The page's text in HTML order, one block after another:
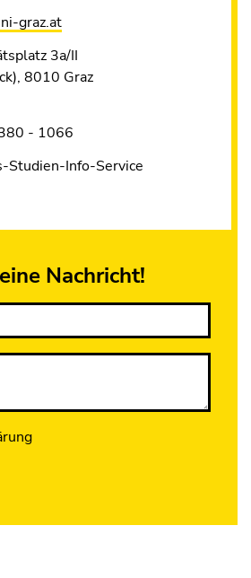
graz.at
3a/II
8010 Graz
- 1066
Studien-Info-Service
Nachricht!